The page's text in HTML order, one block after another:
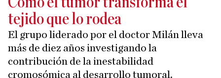
tejido que lo rodea
El grupo liderado por el doctor Milán lleva
más de diez años investigando la
contribución de la inestabilidad
cromosómica al desarrollo tumoral.